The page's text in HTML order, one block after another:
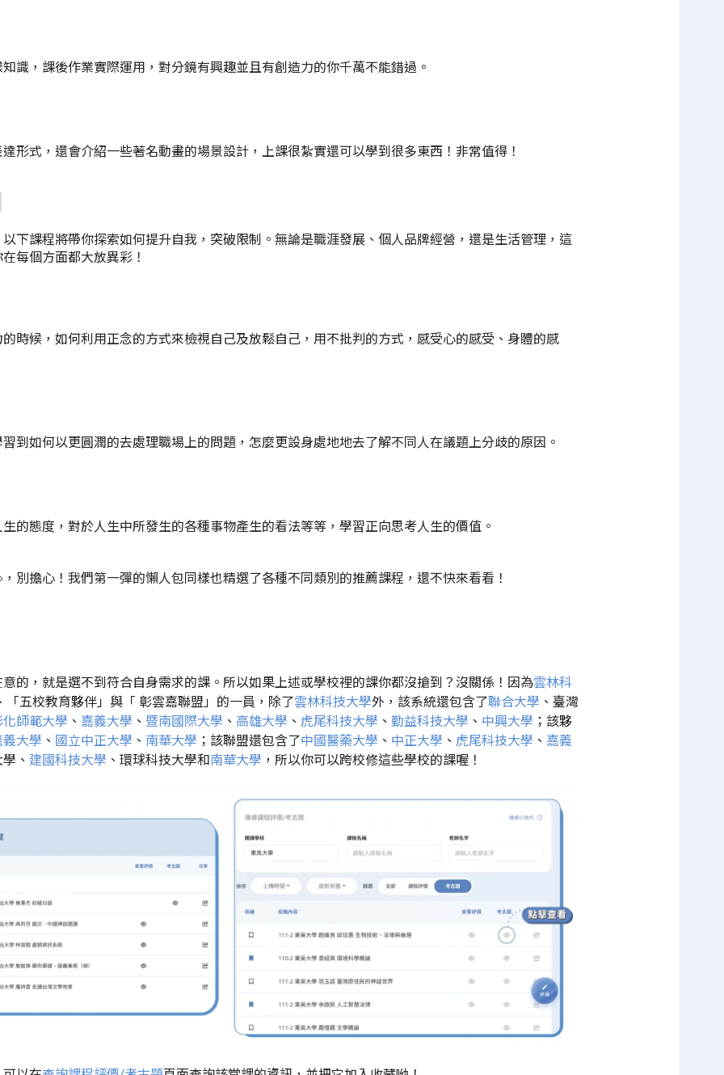
識，課後作業實際運用，對分鏡有興趣並且有創造力的你千萬不能錯過。
形式，還會介紹一些著名動畫的場景設計，上課很紮實還可以學到很多東西！非常值得！
下課程將帶你探索如何提升自我，突破限制。無論是職涯發展、個人品牌經營，還是生活管理，這
每個方面都大放異彩！
時候，如何利用正念的方式來檢視自己及放鬆自己，用不批判的方式，感受心的感受、身體的感
到如何以更圓潤的去處理職場上的問題，怎麼更設身處地地去了解不同人在議題上分歧的原因。
的態度，對於人生中所發生的各種事物產生的看法等等，學習正向思考人生的價值。
別擔心！我們第一彈的懶人包同樣也精選了各種不同類別的推薦課程，還不快來看看！
的，就是選不到符合自身需求的課。所以如果上述或學校裡的課你都沒搶到？沒關係！因為雲林科
五校教育夥伴」與「 彰雲嘉聯盟」的一員，除了雲林科技大學外，該系統還包含了聯合大學 、臺灣
化師範大學 、 嘉義大學 、 暨南國際大學 、 高雄大學 、 虎尾科技大學 、 勤益科技大學 、 中興大學 ；該夥
大學 、 國立中正大學 、 南華大學 ；該聯盟還包含了中國醫藥大學 、 中正大學 、 虎尾科技大學 、 嘉義
、 建國科技大學 、環球科技大學和南華大學 ，所以你可以跨校修這些學校的課喔！